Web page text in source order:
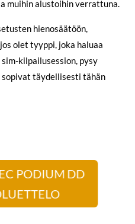
muihin alustoihin verrattuna.
hienosäätöön,
olet tyyppi, joka haluaa
kilpailusession, pysy
sopivat täydellisesti tähän
PODIUM DD